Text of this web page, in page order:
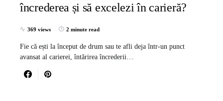
încrederea și să excelezi în carieră?
369 views 2 minute read
Fie că ești la început de drum sau te afli deja într-un punct
avansat al carierei, întărirea încrederii…